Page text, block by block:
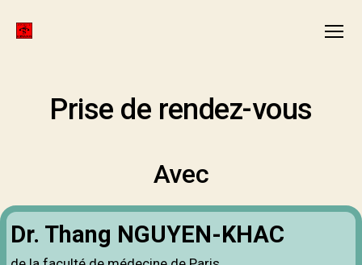
Prise de rendez-vous
Avec
Dr. Thang NGUYEN-KHAC